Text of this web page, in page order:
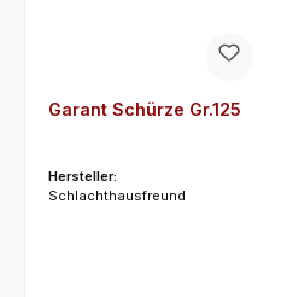
Garant Schürze Gr.125
Hersteller:
Schlachthausfreund